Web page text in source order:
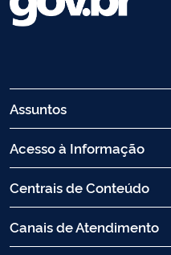
Assuntos
Acesso à Informação
Centrais de Conteúdo
Canais de Atendimento